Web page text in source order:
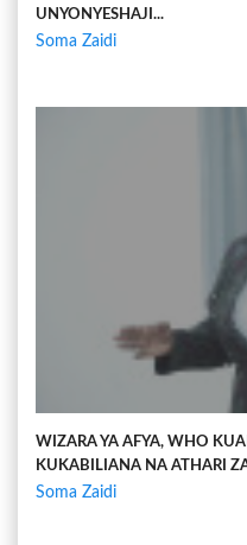
UNYONYESHAJI...
Soma Zaidi
WIZARA YA AFYA, WHO
KUKABILIANA NA ATHARI
Soma Zaidi